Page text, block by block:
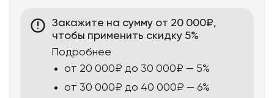
Закажите на сумму от 20 000₽,
чтобы применить скидку 5%
Подробнее
от 20 000₽ до 30 000₽ — 5%
от 30 000₽ до 40 000₽ — 6%